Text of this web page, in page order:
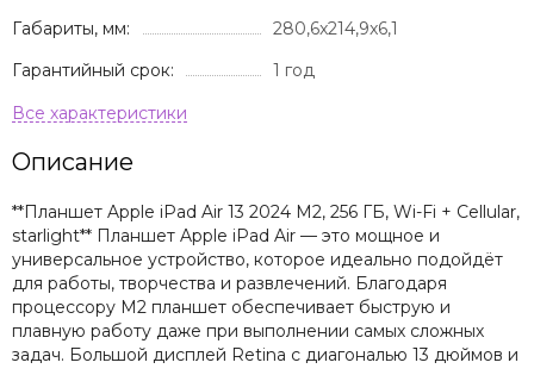
Габариты, мм:
280,6x214,9x6,1
Гарантийный срок:
1 год
Описание
**Планшет Apple iPad Air 13 2024 M2, 256 ГБ, Wi-Fi + Cellular,
starlight** Планшет Apple iPad Air — это мощное и
универсальное устройство, которое идеально подойдёт
для работы, творчества и развлечений. Благодаря
процессору M2 планшет обеспечивает быструю и
плавную работу даже при выполнении самых сложных
задач. Большой дисплей Retina с диагональю 13 дюймов и